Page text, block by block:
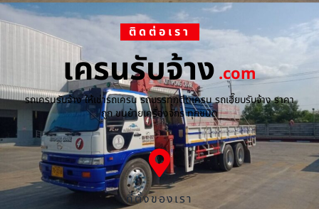
ติดต่อเรา
เครนรับจ้าง.com
รถเครนรับจ้าง ให้เช่ารถเครน รถบรรทุกติดเครน รถเฮี๊ยบรับจ้าง ราคา
ถูก ขนย้ายเครื่องจักร ทุกชนิด
ที่ตั้งของเรา